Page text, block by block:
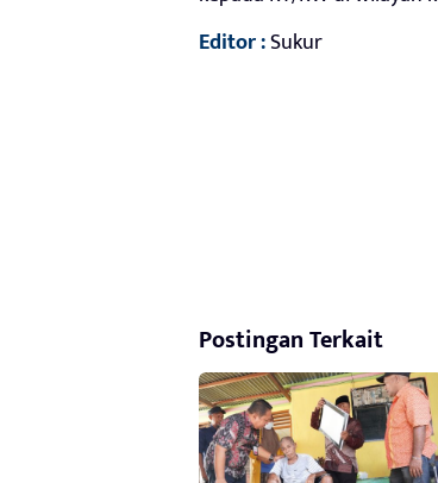
Editor :Sukur
Postingan Terkait